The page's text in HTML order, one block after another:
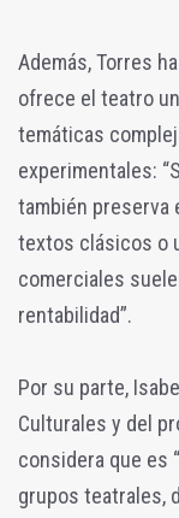
Además, Torres
ofrece el teatro
temáticas
experimentales:
también preserva
textos clásicos o
comerciales
rentabilidad”.
Por su parte,
Culturales y del
considera que es
grupos teatrales,